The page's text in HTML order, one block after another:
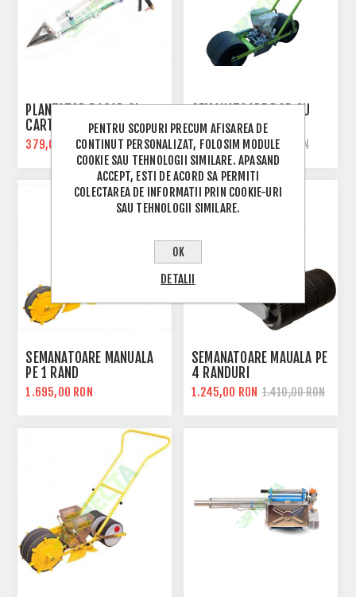
PLANTATOR RASAD SI
CARTOFI
379,00 RON 389,00 RON
SEMANATOARE BOB CU
BOB PE 2 RANDURI
698,00 RON 845,00 RON
SEMANATOARE MANUALA
PE 1 RAND
1.695,00 RON
SEMANATOARE MAUALA PE
4 RANDURI
1.245,00 RON 1.410,00 RON
PENTRU SCOPURI PRECUM AFISAREA DE
CONTINUT PERSONALIZAT, FOLOSIM MODULE
COOKIE SAU TEHNOLOGII SIMILARE. APASAND
ACCEPT, ESTI DE ACORD SA PERMITI
COLECTAREA DE INFORMATII PRIN COOKIE-URI
SAU TEHNOLOGII SIMILARE.
OK
DETALII